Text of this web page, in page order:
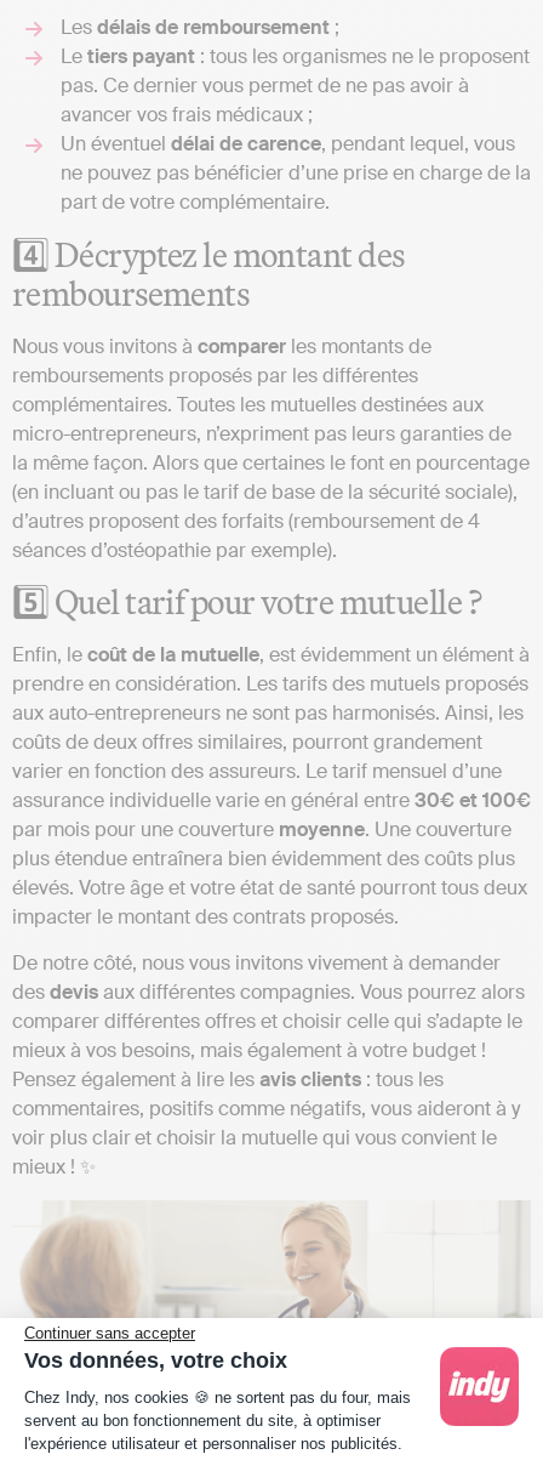
Continuer sans accepter
Vos données, votre choix
Plateforme de Gestion du Consentement :
Chez Indy, nos cookies 🍪 ne sortent pas du four, mais
servent au bon fonctionnement du site, à optimiser
l'expérience utilisateur et personnaliser nos publicités.
Lesdélais de remboursement ;
Letiers payant : tous les organismes ne le proposent
pas. Ce dernier vous permet de ne pas avoir à
avancer vos frais médicaux ;
Un éventuel délai decarence, pendant lequel, vous
ne pouvez pas bénéficier d’une prise en charge de la
part de votre complémentaire.
4️⃣ Décryptez le montant des
remboursements
Nous vous invitons à comparer les montants de
remboursements proposés par les différentes
complémentaires. Toutes les mutuelles destinées aux
micro-entrepreneurs, n’expriment pas leurs garanties de
la même façon. Alors que certaines le font en pourcentage
(en incluant ou pas le tarif de base de la sécurité sociale),
d’autres proposent des forfaits (remboursement de 4
séances d’ostéopathie par exemple).
5️⃣ Quel tarif pour votre mutuelle ?
Enfin, lecoût de la mutuelle, est évidemment un élément à
prendre en considération. Les tarifs des mutuels proposés
aux auto-entrepreneurs ne sont pas harmonisés. Ainsi, les
coûts de deux offres similaires, pourront grandement
varier en fonction des assureurs. Le tarif mensuel d’une
assurance individuelle varie en général entre30€ et 100€
par mois pour une couverture moyenne. Une couverture
plus étendue entraînera bien évidemment des coûts plus
élevés. Votre âge et votre état de santé pourront tous deux
impacter le montant des contrats proposés.
De notre côté, nous vous invitons vivement à demander
desdevisaux différentes compagnies. Vous pourrez alors
comparer différentes offres et choisir celle qui s’adapte le
mieux à vos besoins, mais également à votre budget !
Pensez également à lire lesavis clients : tous les
commentaires, positifs comme négatifs, vous aideront à y
voir plus clair et choisir la mutuelle qui vous convient le
mieux ! ✨